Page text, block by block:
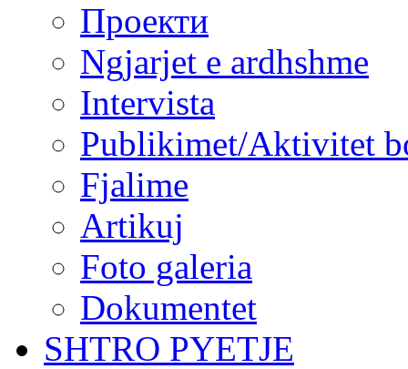
Проекти
Ngjarjet e ardhshme
Intervista
Publikimet/Aktivitet
Fjalime
Artikuj
Foto galeria
Dokumentet
SHTRO PYETJE